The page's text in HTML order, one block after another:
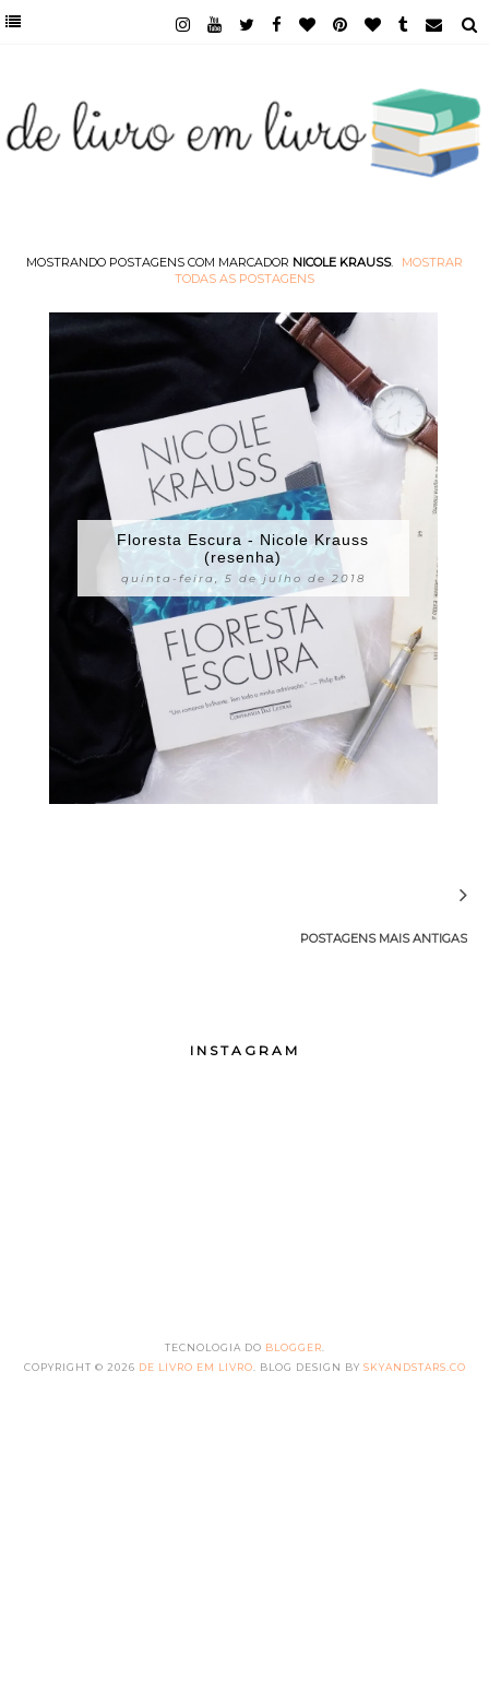
MOSTRANDO POSTAGENS COM MARCADOR NICOLE KRAUSS.
MOSTRAR
TODAS AS POSTAGENS
Floresta Escura - Nicole Krauss
(resenha)
quinta-feira, 5 de julho de 2018
POSTAGENS MAIS ANTIGAS
INSTAGRAM
TECNOLOGIA DO BLOGGER
COPYRIGHT © 2026 DE LIVRO EM LIVRO . BLOG DESIGN BY SKYANDSTARS.CO